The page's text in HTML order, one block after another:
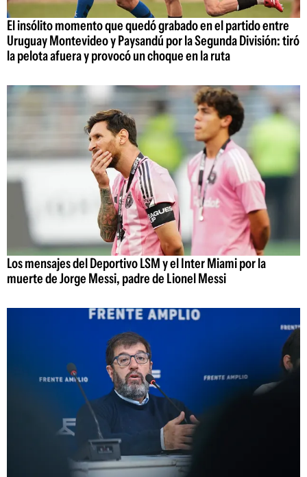
El insólito momento que quedó grabado en el partido entre
Uruguay Montevideo y Paysandú por la Segunda División: tiró
la pelota afuera y provocó un choque en la ruta
Los mensajes del Deportivo LSM y el Inter Miami por la
muerte de Jorge Messi, padre de Lionel Messi